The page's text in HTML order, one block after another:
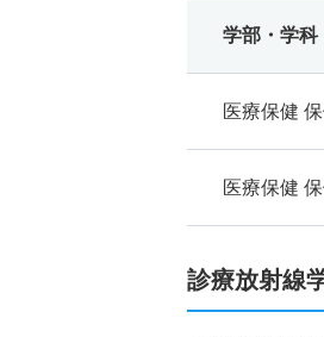
学部・学科
医療保健
医療保健
診療放射線